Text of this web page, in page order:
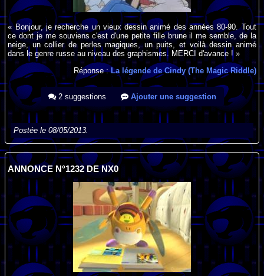
« Bonjour, je recherche un vieux dessin animé des années 80-90. Tout
ce dont je me souviens c'est d'une petite fille brune il me semble, de la
neige, un collier de perles magiques, un puits, et voilà dessin animé
dans le genre russe au niveau des graphismes. MERCI d'avance ! »
Réponse :La légende de Cindy (The Magic Riddle)
2 suggestions Ajouter une suggestion
Postée le 08/05/2013.
ANNONCE N°1232 DE NX0